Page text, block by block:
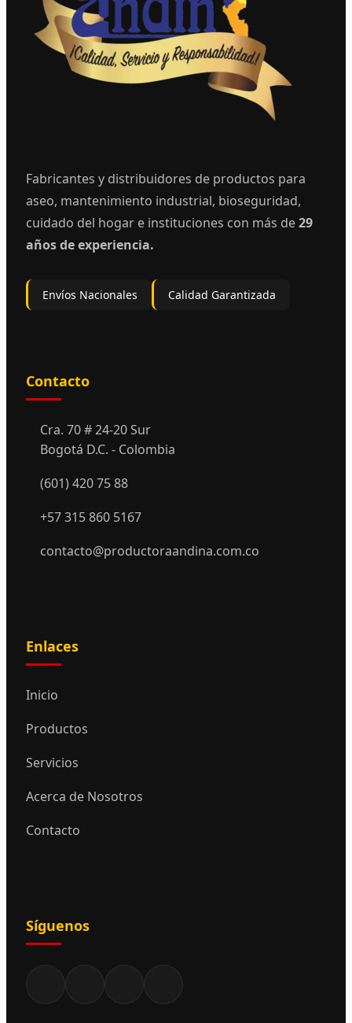
Fabricantes y distribuidores de productos para
aseo, mantenimiento industrial, bioseguridad,
cuidado del hogar e instituciones con más de29
años de experiencia.
Envíos Nacionales Calidad Garantizada
Contacto
Cra. 70 # 24-20 Sur
Bogotá D.C. - Colombia
(601) 420 75 88
+57 315 860 5167
contacto@productoraandina.com.co
Enlaces
Inicio
Productos
Servicios
Acerca de Nosotros
Contacto
Síguenos